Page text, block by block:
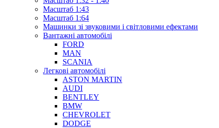
Масштаб 1:43
Масштаб 1:64
Машинки зі звуковими і світловими ефектами
Вантажні автомобілі
FORD
MAN
SCANIA
Легкові автомобілі
ASTON MARTIN
AUDI
BENTLEY
BMW
CHEVROLET
DODGE